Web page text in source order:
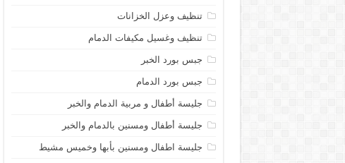
تنظيف وعزل الخزانات
تنظيف وغسيل مكيفات الدمام
جبس بورد الخبر
جبس بورد الدمام
جليسة أطفال و مربية الدمام والخبر
جليسة أطفال ومسنين بالدمام والخبر
جليسة اطفال ومسنين بأبها وخميس مشيط